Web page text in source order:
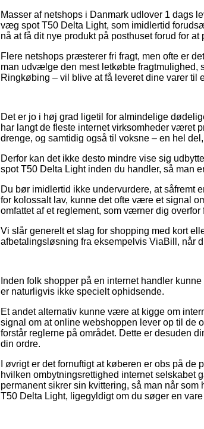
Masser af netshops i Danmark udlover 1 dags
væg spot T50 Delta Light, som imidlertid
nå at få dit nye produkt på posthuset forud for
Flere netshops præsterer fri fragt, men ofte er
man udvælge den mest letkøbte fragtmulighed,
Ringkøbing – vil blive at få leveret dine varer til
Det er jo i høj grad ligetil for almindelige
har langt de fleste internet virksomheder været
drenge, og samtidig også til voksne – en hel
Derfor kan det ikke desto mindre vise sig
spot T50 Delta Light inden du handler, så man
Du bør imidlertid ikke undervurdere, at såfremt
for kolossalt lav, kunne det ofte være et signal
omfattet af et reglement, som værner dig overfor
Vi slår generelt et slag for shopping med kort
afbetalingsløsning fra eksempelvis ViaBill, når
Inden folk shopper på en internet handler
er naturligvis ikke specielt ophidsende.
Et andet alternativ kunne være at kigge om
signal om at online webshoppen lever op til de
forstår reglerne på området. Dette er desuden
din ordre.
I øvrigt er det fornuftigt at køberen er obs på
hvilken ombytningsrettighed internet selskabet
permanent sikrer sin kvittering, så man når
T50 Delta Light, ligegyldigt om du søger en